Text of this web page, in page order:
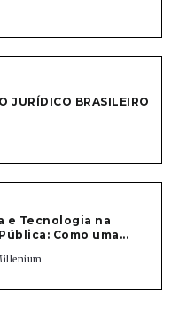
JURÍDICO BRASILEIRO
e Tecnologia na
Como uma...